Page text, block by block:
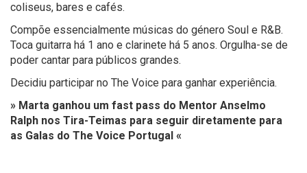
coliseus, bares e cafés.
Compõe essencialmente músicas do género Soul e R&B.
Toca guitarra há 1 ano e clarinete há 5 anos. Orgulha-se de
poder cantar para públicos grandes.
Decidiu participar no The Voice para ganhar experiência.
» Marta ganhou um fast pass do Mentor Anselmo
Ralph nos Tira-Teimas para seguir diretamente para
as Galas do The Voice Portugal «